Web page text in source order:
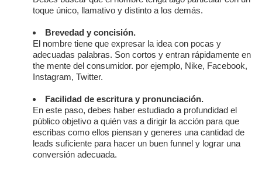
toque único, llamativo y distinto a los demás.
Brevedad y concisión.
El nombre tiene que expresar la idea con pocas y
adecuadas palabras. Son cortos y entran rápidamente en
the mente del consumidor. por ejemplo, Nike, Facebook,
Instagram, Twitter.
Facilidad de escritura y pronunciación.
En este paso, debes haber estudiado a profundidad el
público objetivo a quién vas a dirigir la acción para que
escribas como ellos piensan y generes una cantidad de
leads suficiente para hacer un buen funnel y lograr una
conversión adecuada.